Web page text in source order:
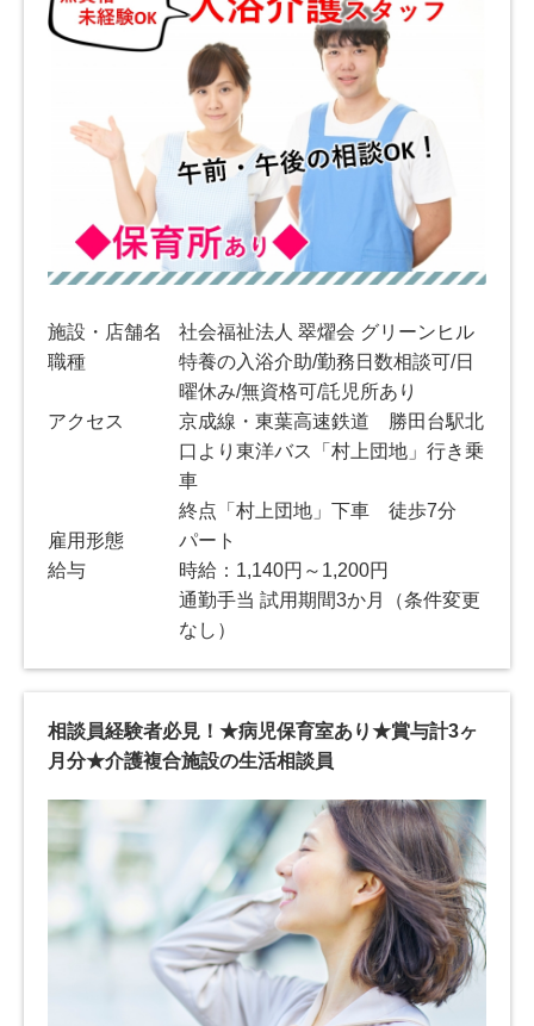
施設・店舗名
社会福祉法人 翠燿会 グリーンヒル
職種
特養の入浴介助/勤務日数相談可/日
曜休み/無資格可/託児所あり
アクセス
京成線・東葉高速鉄道 勝田台駅北
口より東洋バス「村上団地」行き乗
車
終点「村上団地」下車 徒歩7分
雇用形態
パート
給与
時給：1,140円～1,200円
通勤手当 試用期間3か月（条件変更
なし）
相談員経験者必見！★病児保育室あり★賞与計3ヶ
月分★介護複合施設の生活相談員